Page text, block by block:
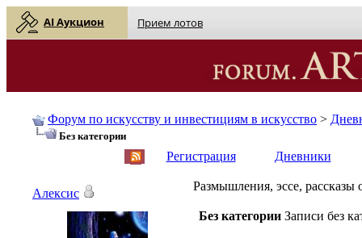
AI Аукцион Прием лотов
Форум по искусству и инвестициям в искусство >
Без категории
Регистрация Дневники
Размышления, эссе, рассказы
Без категории Записи без
Алексис